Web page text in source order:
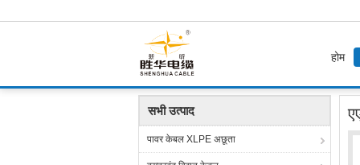
होम
होम उत्पाद नंगे कंडक्टर एएसटीएम बी 549-88
सभी उत्पाद
पावर केबल XLPE अछूता